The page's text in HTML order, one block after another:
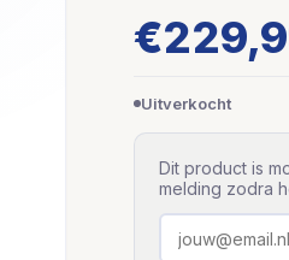
€
Uitverkocht
Dit product is
melding zodra